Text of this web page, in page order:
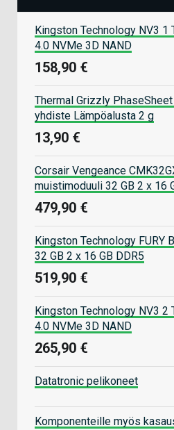
Kingston Technology NV3 1
4.0 NVMe 3D NAND
158,90 €
Thermal Grizzly
yhdiste Lämpöalusta 2 g
13,90 €
Corsair Vengeance
muistimoduuli 32 GB 2 x 16
479,90 €
Kingston Technology FURY
32 GB 2 x 16 GB DDR5
519,90 €
Kingston Technology NV3 2
4.0 NVMe 3D NAND
265,90 €
Datatronic pelikoneet
Komponenteille myös